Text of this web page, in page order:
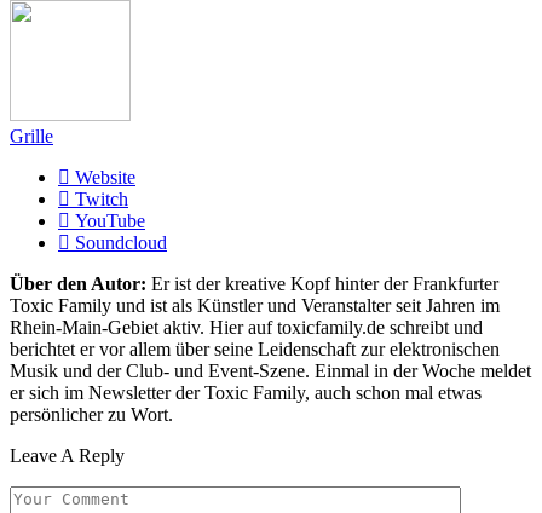
Grille
Website
Twitch
YouTube
Soundcloud
Über den Autor: Er ist der kreative Kopf hinter der Frankfurter
Toxic Family und ist als Künstler und Veranstalter seit Jahren im
Rhein-Main-Gebiet aktiv. Hier auf toxicfamily.de schreibt und
berichtet er vor allem über seine Leidenschaft zur elektronischen
Musik und der Club- und Event-Szene. Einmal in der Woche meldet
er sich im Newsletter der Toxic Family, auch schon mal etwas
persönlicher zu Wort.
Leave A Reply